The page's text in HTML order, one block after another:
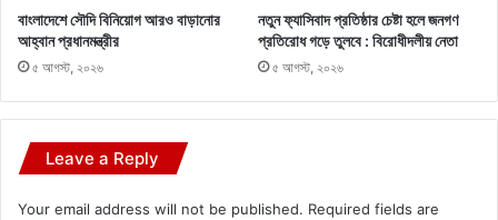
বাংলাদেশে সৌদি বিনিয়োগ আরও বাড়ানোর
আহ্বান প্রধানমন্ত্রীর
৫ আগস্ট, ২০২৬
নতুন ফ্যাসিবাদ প্রতিষ্ঠার চেষ্টা হলে জনগণ
প্রতিরোধ গড়ে তুলবে : বিরোধীদলীয় নেতা
৫ আগস্ট, ২০২৬
Leave a Reply
Your email address will not be published. Required fields are